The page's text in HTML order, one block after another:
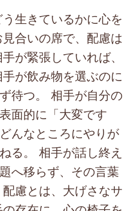
生きているかに心を
合いの席で、配慮は
が緊張していれば、
が飲み物を選ぶのに
待つ。 相手が自分の
面的に「大変です
んなところにやりが
る。 相手が話し終え
へ移らず、その言葉
慮とは、大げさなサ